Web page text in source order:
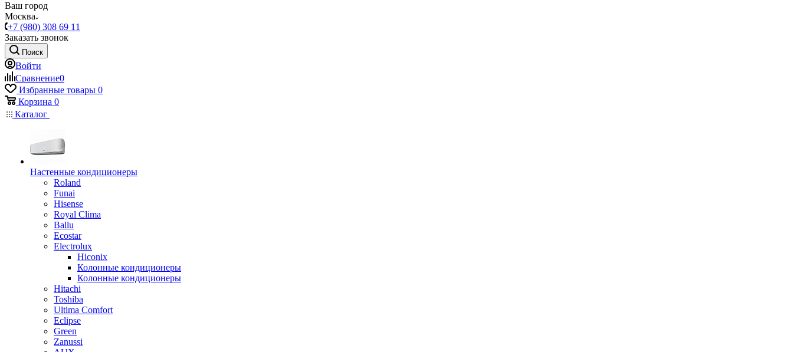
Ваш город
Москва
+7 (980) 308 69 11
Заказать звонок
Поиск
Войти
Сравнение0
Избранные товары 0
Корзина 0
Каталог
Настенные кондиционеры
Roland
Funai
Hisense
Royal Clima
Ballu
Ecostar
Electrolux
Hiconix
Колонные кондиционеры
Колонные кондиционеры
Hitachi
Toshiba
Ultima Comfort
Eclipse
Green
Zanussi